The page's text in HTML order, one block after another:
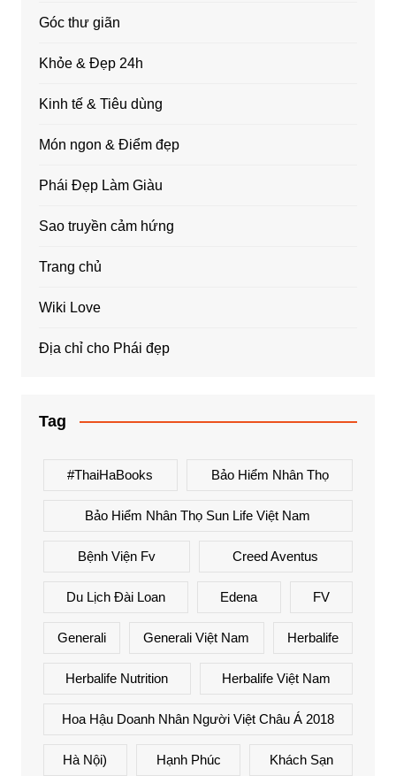
Góc thư giãn
Khỏe & Đẹp 24h
Kinh tế & Tiêu dùng
Món ngon & Điểm đẹp
Phái Đẹp Làm Giàu
Sao truyền cảm hứng
Trang chủ
Wiki Love
Địa chỉ cho Phái đẹp
Tag
#ThaiHaBooks Bảo Hiểm Nhân Thọ
Bảo Hiểm Nhân Thọ Sun Life Việt Nam
Bệnh Viện Fv Creed Aventus
Du Lịch Đài Loan Edena FV
Generali Generali Việt Nam Herbalife
Herbalife Nutrition Herbalife Việt Nam
Hoa Hậu Doanh Nhân Người Việt Châu Á 2018
Hà Nội) Hạnh Phúc Khách Sạn